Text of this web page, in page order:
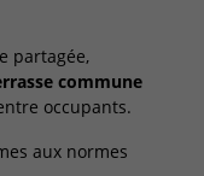
partagée,
commune
occupants.
aux normes